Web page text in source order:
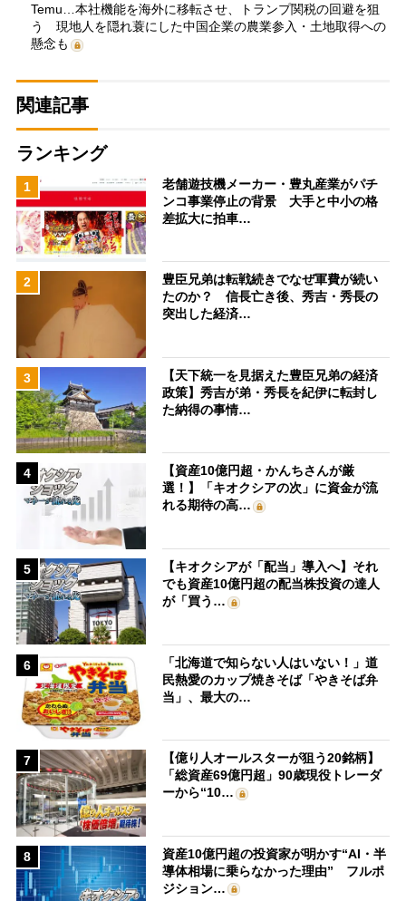
Temu…本社機能を海外に移転させ、トランプ関税の回避を狙
う 現地人を隠れ蓑にした中国企業の農業参入・土地取得への
懸念も
関連記事
ランキング
1
老舗遊技機メーカー・豊丸産業がパチ
ンコ事業停止の背景 大手と中小の格
差拡大に拍車…
2
豊臣兄弟は転戦続きでなぜ軍費が続い
たのか？ 信長亡き後、秀吉・秀長の
突出した経済…
3
【天下統一を見据えた豊臣兄弟の経済
政策】秀吉が弟・秀長を紀伊に転封し
た納得の事情…
4
【資産10億円超・かんちさんが厳
選！】「キオクシアの次」に資金が流
れる期待の高…
5
【キオクシアが「配当」導入へ】それ
でも資産10億円超の配当株投資の達人
が「買う…
6
「北海道で知らない人はいない！」道
民熱愛のカップ焼きそば「やきそば弁
当」、最大の…
7
【億り人オールスターが狙う20銘柄】
「総資産69億円超」90歳現役トレーダ
ーから“10…
8
資産10億円超の投資家が明かす“AI・半
導体相場に乗らなかった理由” フルポ
ジション…